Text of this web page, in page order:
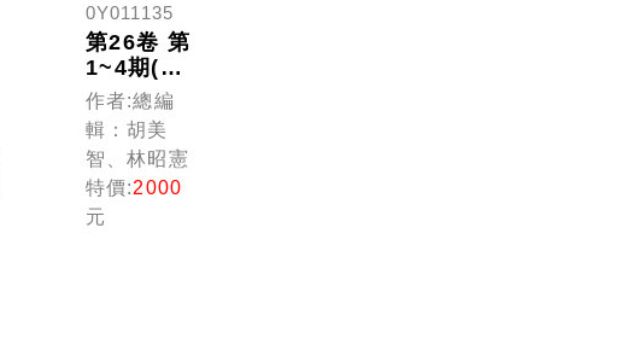
0Y011135
第26卷 第
1~4期(產
業與管理
論壇)
作者:總編
輯：胡美
智、林昭憲
特價:2000
元